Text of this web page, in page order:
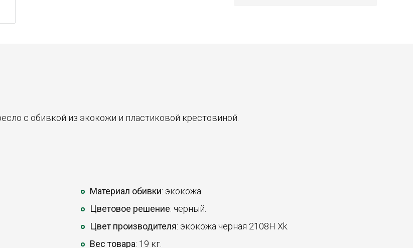
с обивкой из экокожи и пластиковой крестовиной.
Материал обивки: экокожа.
Цветовое решение: черный.
Цвет производителя: экокожа черная 2108H Xk.
Вес товара: 19 кг.